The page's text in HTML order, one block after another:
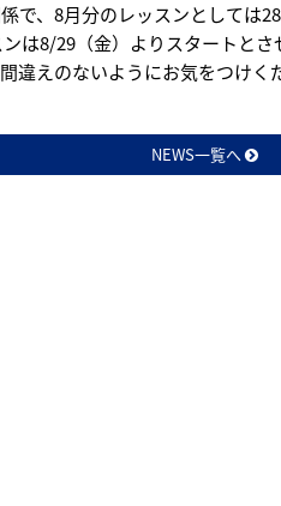
、8月分のレッスンとしては
は8/29（金）よりスタートと
違えのないようにお気をつけく
NEWS一覧へ